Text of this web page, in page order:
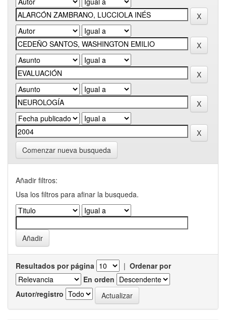
Comenzar nueva busqueda
Añadir filtros:
Usa los filtros para afinar la busqueda.
Resultados por página | Ordenar por
En orden
Autor/registro